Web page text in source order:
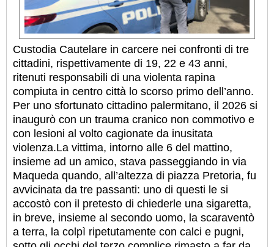
Custodia Cautelare in carcere nei confronti di tre
cittadini, rispettivamente di 19, 22 e 43 anni,
ritenuti responsabili di una violenta rapina
compiuta in centro città lo scorso primo dell’anno.
Per uno sfortunato cittadino palermitano, il 2026 si
inaugurò con un trauma cranico non commotivo e
con lesioni al volto cagionate da inusitata
violenza.La vittima, intorno alle 6 del mattino,
insieme ad un amico, stava passeggiando in via
Maqueda quando, all’altezza di piazza Pretoria, fu
avvicinata da tre passanti: uno di questi le si
accostò con il pretesto di chiederle una sigaretta,
in breve, insieme al secondo uomo, la scaraventò
a terra, la colpì ripetutamente con calci e pugni,